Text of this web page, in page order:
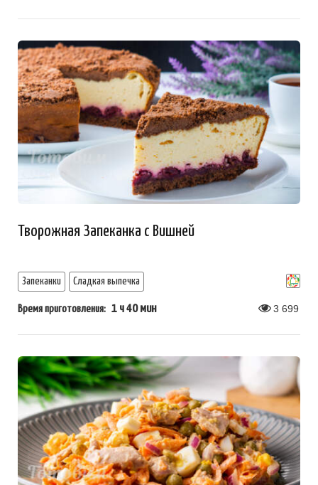
Творожная Запеканка с Вишней
Запеканки Сладкая выпечка
Время приготовления: 1 ч 40 мин 3 699